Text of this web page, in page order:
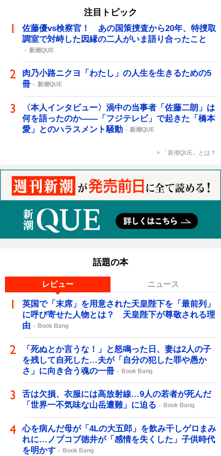
注目トピック
佐藤優vs検察官！ あの国策捜査から20年、特捜取
調室で対峙した因縁の二人がいま語り合ったこと
新潮QUE
肉乃小路ニクヨ「わたし」の人生を生きるための5
冊
新潮QUE
〈本人インタビュー〉渦中の当事者「佐藤二朗」は
何を語ったのか――「フジテレビ」で起きた「橋本
愛」とのハラスメント騒動
新潮QUE
「新潮QUE」とは？
話題の本
レビュー ニュース
英国で「末席」を用意された天皇陛下を「最前列」
に呼び寄せた人物とは？ 天皇陛下が尊敬される理
由
Book Bang
「死ぬとか言うな！」と怒鳴った日、妻は2人の子
を残して自死した…夫が「自分の犯した罪や愚か
さ」に向き合う魂の一冊
Book Bang
舌は欠損、衣服には高放射線…9人の若者が死んだ
「世界一不気味な山岳遭難」に迫る
Book Bang
心を病んだ母が「4Lの大五郎」を飲み干しゲロまみ
れに…ノブコブ徳井が「感情を失くした」子供時代
を明かす
Book Bang